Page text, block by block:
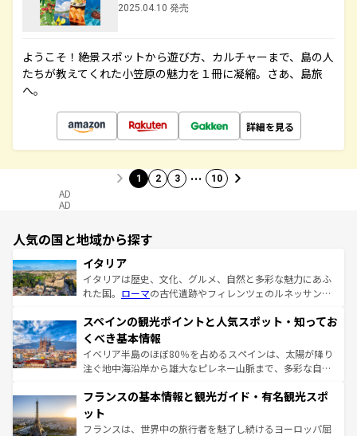
2025.04.10 発売
ようこそ！絶景スポットから遊び方、カルチャーまで、島の人
たちが教えてくれた小笠原の魅力を１冊に凝縮。さあ、島旅
へ。
詳細を見る
1 2 3 … 10
AD
AD
人気の国と地域から探す
イタリア
イタリアは歴史、文化、グルメ、自然と多彩な魅力にあふ
れた国。 ローマの古代遺跡やフィレンツェのルネッサンス
ろん、トスカーナの美しい田園風景やアマルフィ海岸の絶
景など、自然景観も見逃せない。観光の合間には、本場の
ピザやパスタなど、絶品のイタリア料理を堪能することも
できる。朝目覚めてから夜眠るまで、すべての瞬間を楽し
なお、新着のイタリア情報はコンテンツ一覧を参照してほ
しい。
スペインの観光ポイントと人気スポット・知ってお
くべき基本情報
イベリア半島のほぼ80％を占めるスペインは、太陽が降り
注ぐ地中海沿岸から雄大なピレネー山脈まで、多彩な自然
文化が根付くこの国では、情熱的なフラメンコ、熱気あふ
れる闘牛、そして美味しいタパスが生活の一部となってい
る。首都マドリードの洗練された雰囲気や、バルセロナの
フランスの基本情報と観光ガイド・有名観光スポ
ット
フランスは、世界中の旅行者を魅了し続けるヨーロッパ屈